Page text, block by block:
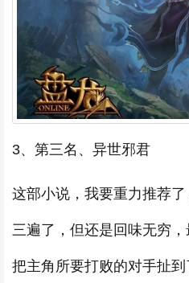
3、第三名、异世邪君
这部小说，我要重力推荐
三遍了，但还是回味无穷
把主角所要打败的对手扯